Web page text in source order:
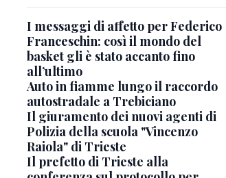
I messaggi di affetto per Federico
Franceschin: così il mondo del
basket gli è stato accanto fino
all’ultimo
Auto in fiamme lungo il raccordo
autostradale a Trebiciano
Il giuramento dei nuovi agenti di
Polizia della scuola "Vincenzo
Raiola" di Trieste
Il prefetto di Trieste alla